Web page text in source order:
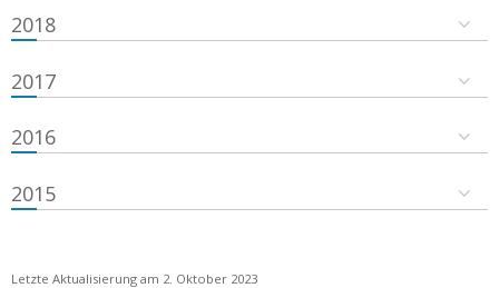
2018
2017
2016
2015
Letzte Aktualisierung am 2. Oktober 2023